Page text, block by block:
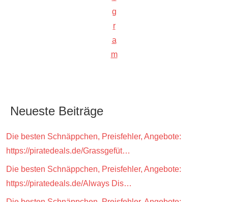
g
r
a
m
Neueste Beiträge
Die besten Schnäppchen, Preisfehler, Angebote:
https://piratedeals.de/Grassgefüt…
Die besten Schnäppchen, Preisfehler, Angebote:
https://piratedeals.de/Always Dis…